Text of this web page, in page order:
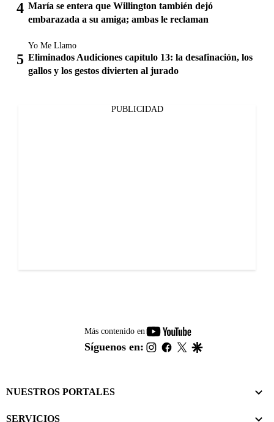
María se entera que Willington también dejó
embarazada a su amiga; ambas le reclaman
Yo Me Llamo
Eliminados Audiciones capítulo 13: la desafinación, los
gallos y los gestos divierten al jurado
PUBLICIDAD
Más contenido en
youtube-
footer
Síguenos en: instagram
facebook
twitter
NUESTROS PORTALES
SERVICIOS